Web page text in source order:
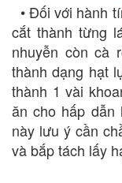
• Đối với hành
cắt thành từng
nhuyễn còn cà
thành dạng hạt
thành 1 vài
ăn cho hấp dẫn
này lưu ý cần
và bắp tách lấy